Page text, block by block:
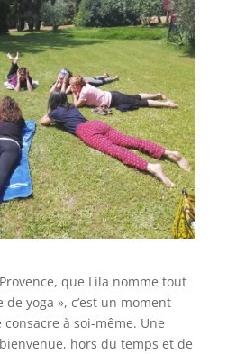
que Lila nomme tout
yoga », c’est un moment
consacre à soi-même. Une
hors du temps et de